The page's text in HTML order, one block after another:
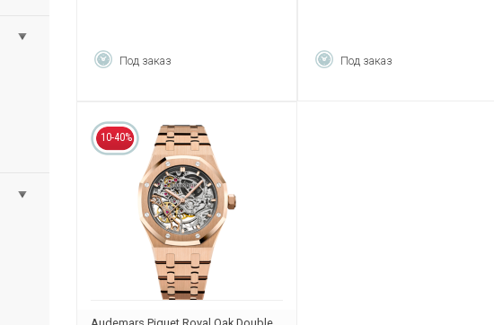
Под заказ Под заказ
10-40%